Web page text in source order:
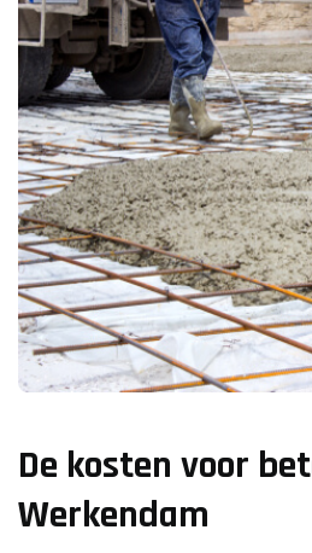
De kosten voor
Werkendam